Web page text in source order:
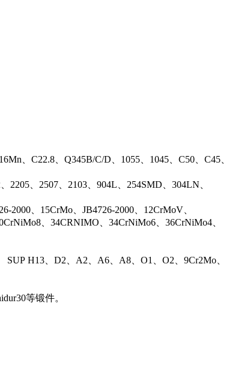
、C22.8、Q345B/C/D、1055、1045、C50、C45、
2205、2507、2103、904L、254SMD、304LN、
、15CrMo、JB4726-2000、12CrMoV、
、34CRNIMO、34CrNiMo6、36CrNiMo4、
H13、D2、A2、A6、A8、O1、O2、9Cr2Mo、
等锻件。